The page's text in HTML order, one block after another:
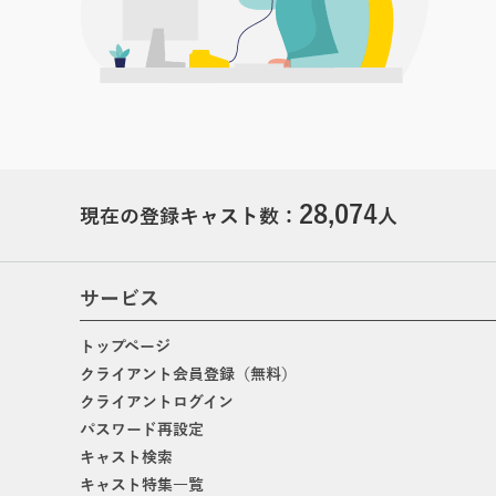
現在の登録キャスト数： 28,074人
サービス
トップページ
クライアント会員登録（無料）
クライアントログイン
パスワード再設定
キャスト検索
キャスト特集一覧